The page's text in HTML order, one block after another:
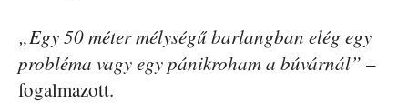
„Egy 50 méter mélységű barlangban elég egy
probléma vagy egy pánikroham a búvárnál” –
fogalmazott.